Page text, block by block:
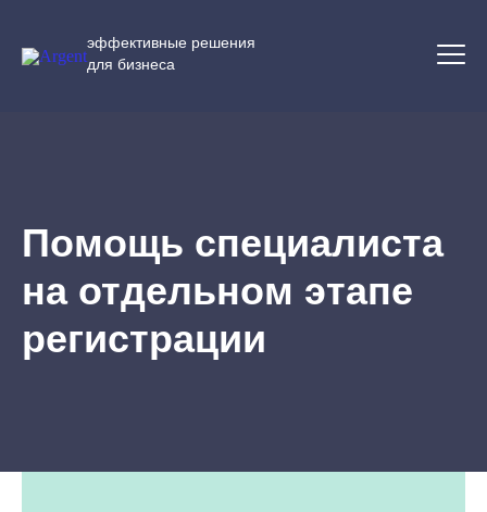
эффективные решения
для бизнеса
Помощь специалиста
на отдельном этапе
регистрации